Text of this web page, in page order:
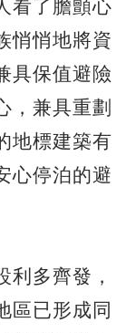
看了膽顫心
悄悄地將資
具保值避險
，兼具重劃
地標建築有
心停泊的避
利多齊發，
區已形成同